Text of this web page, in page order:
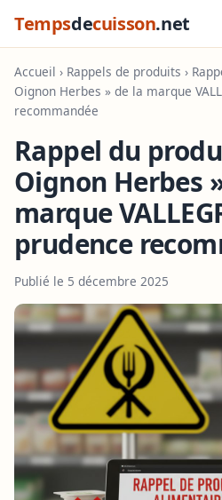
Tempsdecuisson.net
Accueil › Rappels de produits ›
Oignon Herbes » de la marque
recommandée
Rappel du
Oignon Herbes
marque
prudence
Publié le 5 décembre 2025